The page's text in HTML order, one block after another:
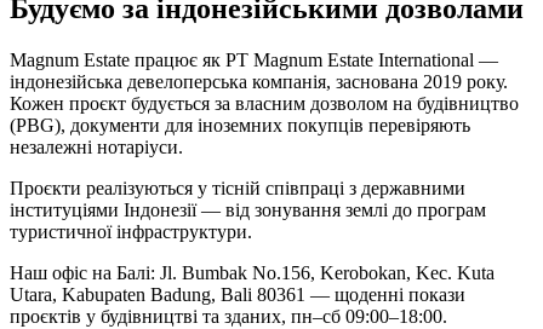
Будуємо за індонезійськими дозволами
Magnum Estate працює як PT Magnum Estate International —
індонезійська девелоперська компанія, заснована 2019 року.
Кожен проєкт будується за власним дозволом на будівництво
(PBG), документи для іноземних покупців перевіряють
незалежні нотаріуси.
Проєкти реалізуються у тісній співпраці з державними
інституціями Індонезії — від зонування землі до програм
туристичної інфраструктури.
Наш офіс на Балі: Jl. Bumbak No.156, Kerobokan, Kec. Kuta
Utara, Kabupaten Badung, Bali 80361 — щоденні покази
проєктів у будівництві та зданих, пн–сб 09:00–18:00.